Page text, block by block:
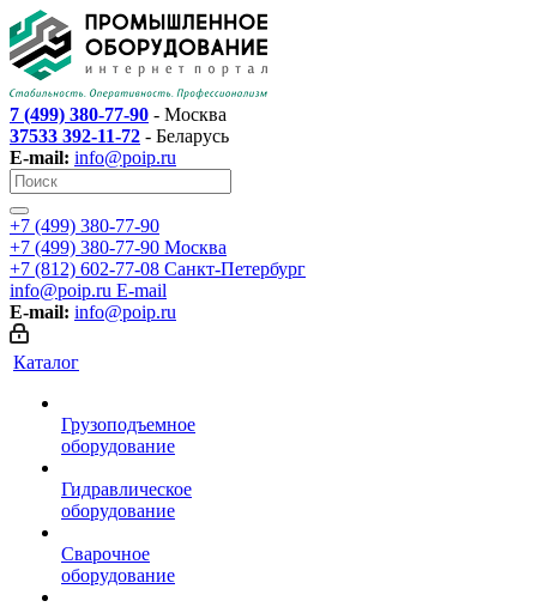
7 (499) 380-77-90 - Москва
37533 392-11-72 - Беларусь
E-mail: info@poip.ru
+7 (499) 380-77-90
+7 (499) 380-77-90 Москва
+7 (812) 602-77-08 Санкт-Петербург
info@poip.ru E-mail
E-mail: info@poip.ru
Каталог
Грузоподъемное
оборудование
Гидравлическое
оборудование
Сварочное
оборудование